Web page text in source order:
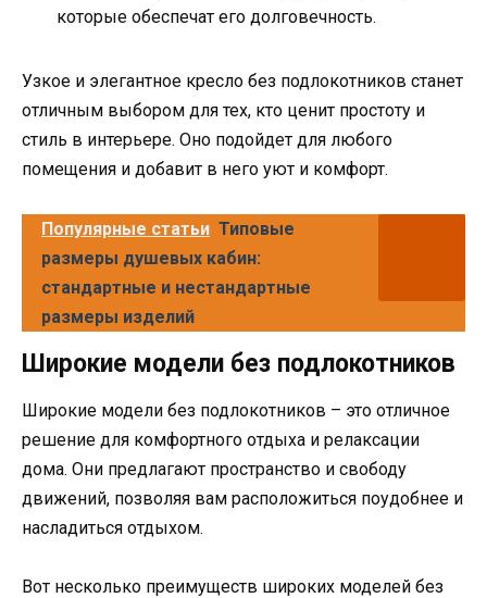
которые обеспечат его долговечность.
Узкое и элегантное кресло без подлокотников станет
отличным выбором для тех, кто ценит простоту и
стиль в интерьере. Оно подойдет для любого
помещения и добавит в него уют и комфорт.
Популярные статьи Типовые
размеры душевых кабин:
стандартные и нестандартные
размеры изделий
Широкие модели без подлокотников
Широкие модели без подлокотников – это отличное
решение для комфортного отдыха и релаксации
дома. Они предлагают пространство и свободу
движений, позволяя вам расположиться поудобнее и
насладиться отдыхом.
Вот несколько преимуществ широких моделей без